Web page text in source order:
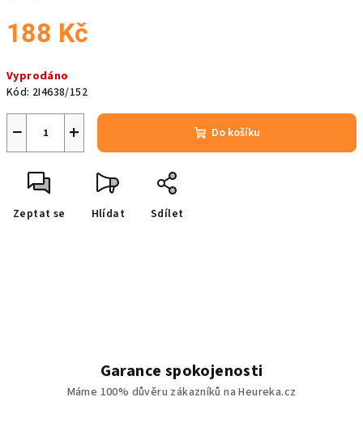
188 Kč
cena:
Vyprodáno
Kód: 2I4638/152
+
− Do košíku
Zeptat se Hlídat Sdílet
Garance spokojenosti
Máme 100% důvěru zákazníků na Heureka.cz